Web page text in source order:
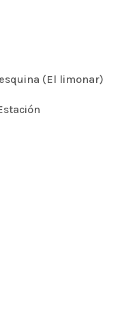
(El limonar)